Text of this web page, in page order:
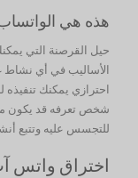
هذه هي الواتساب
حيل القرصنة التي
الأساليب في أي نشاط
احترازي يمكنك
شخص تعرفه قد يكون
للتجسس عليه وتتبع
اختراق واتس